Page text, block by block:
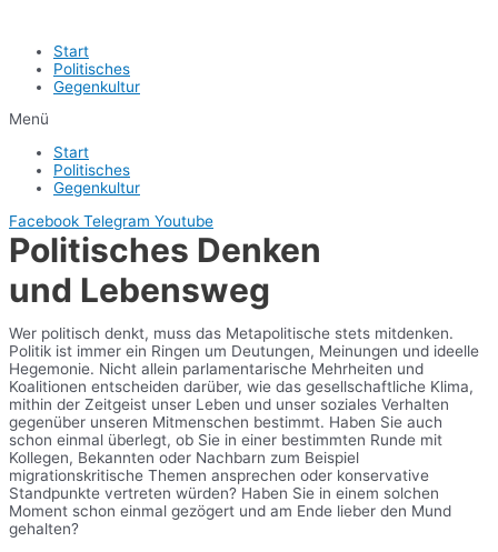
Start
Politisches
Gegenkultur
Menü
Start
Politisches
Gegenkultur
Facebook Telegram Youtube
Politisches Denken
und Lebensweg
Wer politisch denkt, muss das Metapolitische stets mitdenken.
Politik ist immer ein Ringen um Deutungen, Meinungen und ideelle
Hegemonie. Nicht allein parlamentarische Mehrheiten und
Koalitionen entscheiden darüber, wie das gesellschaftliche Klima,
mithin der Zeitgeist unser Leben und unser soziales Verhalten
gegenüber unseren Mitmenschen bestimmt. Haben Sie auch
schon einmal überlegt, ob Sie in einer bestimmten Runde mit
Kollegen, Bekannten oder Nachbarn zum Beispiel
migrationskritische Themen ansprechen oder konservative
Standpunkte vertreten würden? Haben Sie in einem solchen
Moment schon einmal gezögert und am Ende lieber den Mund
gehalten?